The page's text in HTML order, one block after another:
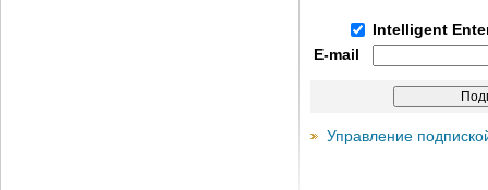
Intelligent
E-mail
Управление